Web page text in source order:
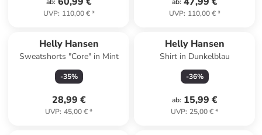
UVP: 110,00 €* UVP: 110,00 €*
Helly Hansen
Sweatshorts "Core" in Mint
-35%
28,99 €
UVP: 45,00 €*
Helly Hansen
Shirt in Dunkelblau
-36%
ab: 15,99 €
UVP: 25,00 €*